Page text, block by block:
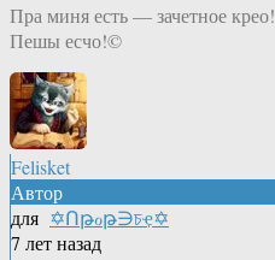
Пра миня есть — зачетное крео!
Пешы есчо!©
Felisket
Автор
для ✡Ոթℴթ∋চҿ✡
7 лет назад